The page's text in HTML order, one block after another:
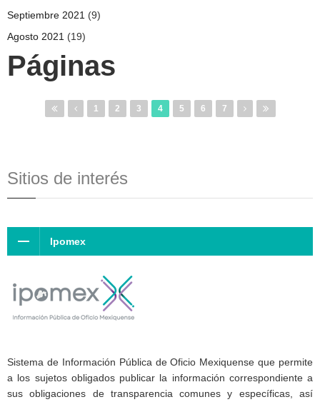
Septiembre 2021 (9)
Agosto 2021 (19)
Páginas
1 2 3 4 5 6 7
Sitios de interés
Ipomex
Sistema de Información Pública de Oficio Mexiquense que permite
a los sujetos obligados publicar la información correspondiente a
sus obligaciones de transparencia comunes y específicas, así